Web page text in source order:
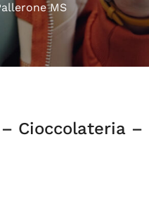
MS
Cioccolateria –